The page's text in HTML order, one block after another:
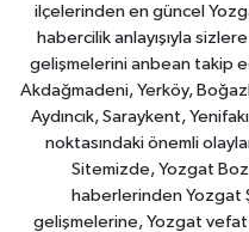
ilçelerinden en güncel
habercilik anlayışıyla
gelişmelerini anbean takip
Akdağmadeni, Yerköy,
Aydıncık, Saraykent,
noktasındaki önemli
Sitemizde, Yozgat
haberlerinden Yozgat
gelişmelerine, Yozgat